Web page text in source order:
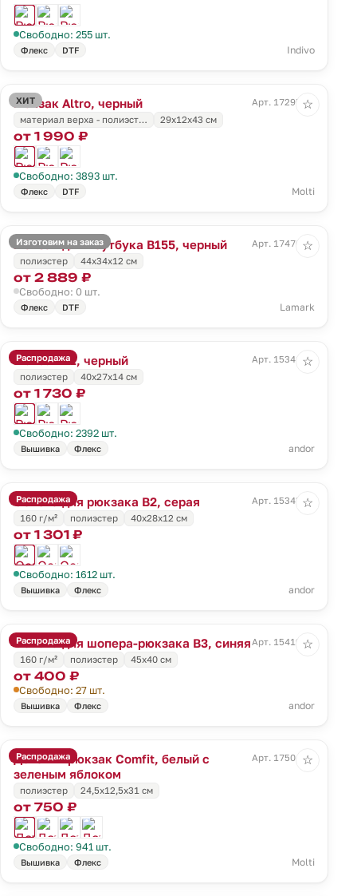
Свободно: 255 шт.
Флекс DTF Indivo
ХИТ
Рюкзак Altro, черный
Арт. 17295.30
материал верха - полиэст…
29x12x43 см
от 1 990 ₽
Свободно: 3893 шт.
Флекс DTF Molti
☆
Изготовим на заказ
Рюкзак для ноутбука B155, черный
Арт. 17470.30
полиэстер
44х34х12 см
от 2 889 ₽
Свободно: 0 шт.
Флекс DTF Lamark
☆
Распродажа
Рюкзак B1, черный
Арт. 15341.30
полиэстер
40х27х14 см
от 1 730 ₽
Свободно: 2392 шт.
Вышивка Флекс andor
☆
Распродажа
Основа для рюкзака B2, серая
Арт. 15343.10
160 г/м²
полиэстер 40х28х12 см
от 1 301 ₽
Свободно: 1612 шт.
Вышивка Флекс andor
☆
Распродажа
Основа для шопера-рюкзака B3, синяя Арт. 15419.40
160 г/м²
полиэстер 45х40 см
от 400 ₽
Свободно: 27 шт.
Вышивка Флекс andor
☆
Распродажа
Детский рюкзак Comfit, белый с
зеленым яблоком
Арт. 17504.94
полиэстер 24,5х12,5х31 см
от 750 ₽
Свободно: 941 шт.
Вышивка Флекс Molti
☆